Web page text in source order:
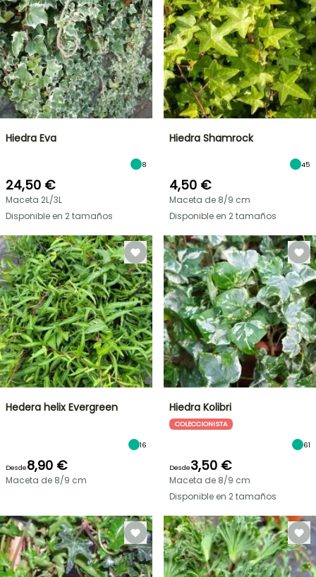
Hiedra Eva
8
24,50 €
Maceta 2L/3L
Disponible en 2 tamaños
Hiedra Shamrock
45
4,50 €
Maceta de 8/9 cm
Disponible en 2 tamaños
Hedera helix Evergreen
16
Desde8,90 €
Maceta de 8/9 cm
Hiedra Kolibri
COLECCIONISTA
61
Desde3,50 €
Maceta de 8/9 cm
Disponible en 2 tamaños